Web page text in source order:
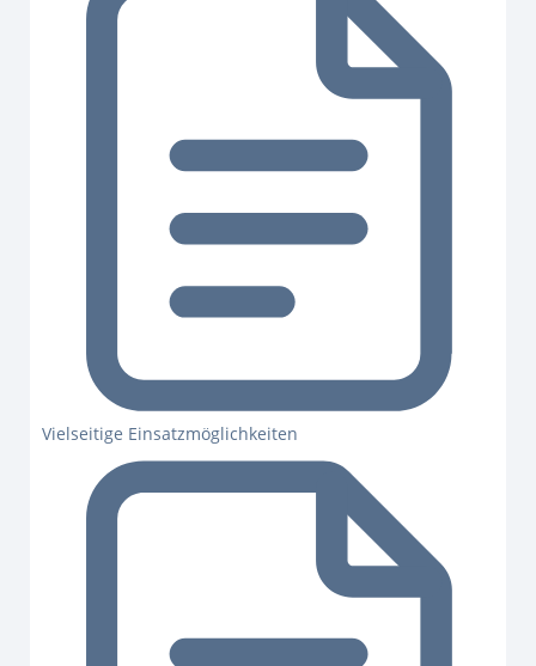
Vielseitige Einsatzmöglichkeiten